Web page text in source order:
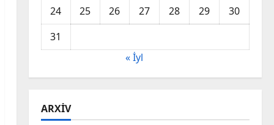
24
25 26 27 28 29
30
31
« İyl
ARXIV